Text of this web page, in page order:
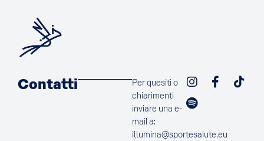
Contatti
Per quesiti o
chiarimenti
inviare una e-
mail a:
illumina@sportesalute.eu